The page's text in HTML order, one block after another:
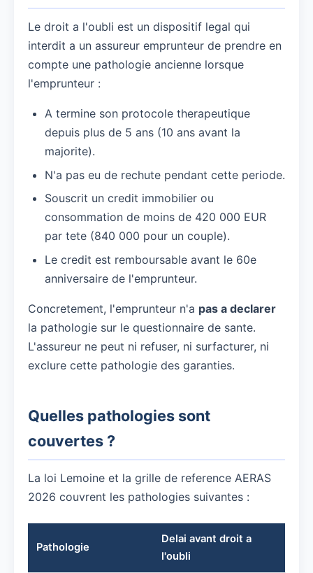
Le droit a l'oubli est un dispositif legal qui
interdit a un assureur emprunteur de prendre en
compte une pathologie ancienne lorsque
l'emprunteur :
A termine son protocole therapeutique
depuis plus de 5 ans (10 ans avant la
majorite).
N'a pas eu de rechute pendant cette periode.
Souscrit un credit immobilier ou
consommation de moins de 420 000 EUR
par tete (840 000 pour un couple).
Le credit est remboursable avant le 60e
anniversaire de l'emprunteur.
Concretement, l'emprunteur n'a pas a declarer
la pathologie sur le questionnaire de sante.
L'assureur ne peut ni refuser, ni surfacturer, ni
exclure cette pathologie des garanties.
Quelles pathologies sont
couvertes ?
La loi Lemoine et la grille de reference AERAS
2026 couvrent les pathologies suivantes :
Pathologie
Delai avant droit a
l'oubli